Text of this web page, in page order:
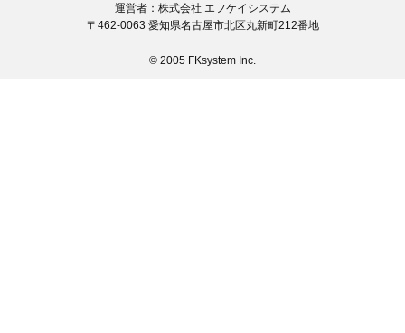
運営者：株式会社 エフケイシステム
〒462-0063 愛知県名古屋市北区丸新町212番地
© 2005 FKsystem Inc.